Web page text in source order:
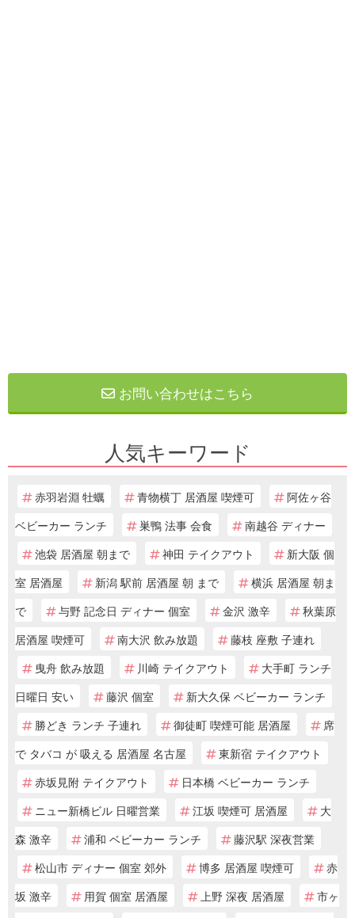
お問い合わせはこちら
人気キーワード
赤羽岩淵 牡蠣 青物横丁 居酒屋 喫煙可
阿佐ヶ谷
ベビーカー ランチ
巣鴨 法事 会食
南越谷 ディナー
池袋 居酒屋 朝まで
神田 テイクアウト
新大阪 個
室 居酒屋
新潟 駅前 居酒屋 朝 まで
横浜 居酒屋 朝ま
で
与野 記念日 ディナー 個室 金沢 激辛
秋葉原
居酒屋 喫煙可
南大沢 飲み放題
藤枝 座敷 子連れ
曳舟 飲み放題
川崎 テイクアウト
大手町 ランチ
日曜日 安い
藤沢 個室
新大久保 ベビーカー ランチ
勝どき ランチ 子連れ
御徒町 喫煙可能 居酒屋
席
で タバコ が 吸える 居酒屋 名古屋
東新宿 テイクアウト
赤坂見附 テイクアウト
日本橋 ベビーカー ランチ
ニュー新橋ビル 日曜営業
江坂 喫煙可 居酒屋
大
森 激辛
浦和 ベビーカー ランチ
藤沢駅 深夜営業
松山市 ディナー 個室 郊外
博多 居酒屋 喫煙可
赤
坂 激辛
用賀 個室 居酒屋 上野 深夜 居酒屋
市ヶ